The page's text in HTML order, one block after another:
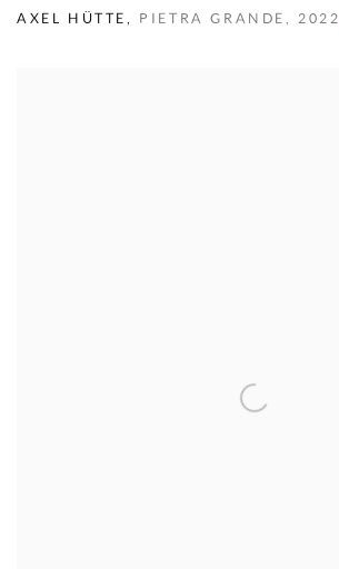
AXEL HÜTTE , PIETRA GRANDE,2022